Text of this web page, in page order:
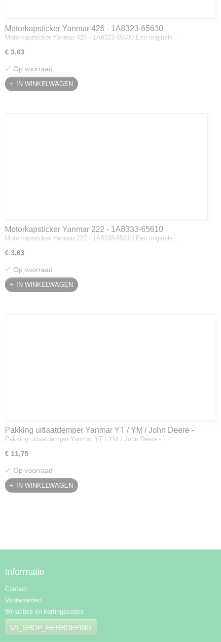
Motorkapsticker Yanmar 426 - 1A8323-65630
Motorkapsticker Yanmar 426 - 1A8323-65630 Een originele…
€ 3,63
✓ Op voorraad
IN WINKELWAGEN
Motorkapsticker Yanmar 222 - 1A8333-65610
Motorkapsticker Yanmar 222 - 1A8333-65610 Een originele…
€ 3,63
✓ Op voorraad
IN WINKELWAGEN
Pakking uitlaatdemper Yanmar YT / YM / John Deere -
128300-13230
Pakking uitlaatdemper Yanmar YT / YM / John Deere -…
€ 11,75
✓ Op voorraad
IN WINKELWAGEN
Informatie
Contact
Voorwaarden
Winacties en kortingscodes
IZI_SHOP_HERROEPING